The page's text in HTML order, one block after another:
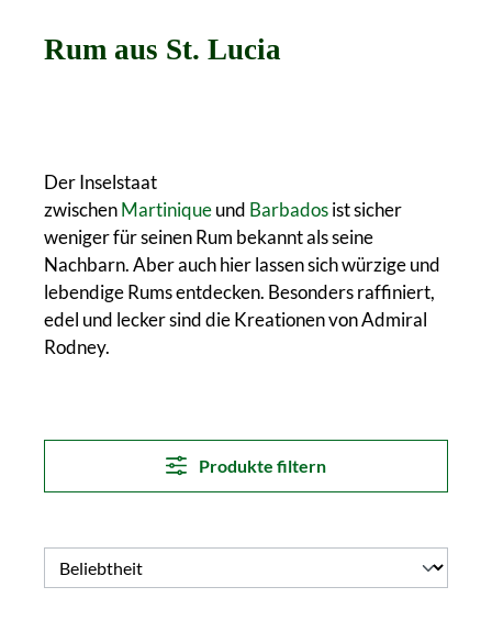
Rum aus St. Lucia
Der Inselstaat
zwischenMartiniqueund Barbadosist sicher
weniger für seinen Rum bekannt als seine
Nachbarn. Aber auch hier lassen sich würzige und
lebendige Rums entdecken. Besonders raffiniert,
edel und lecker sind die Kreationen von Admiral
Rodney.
Produkte filtern